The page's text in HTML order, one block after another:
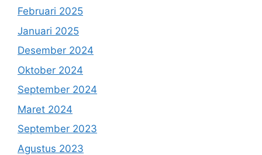
Februari 2025
Januari 2025
Desember 2024
Oktober 2024
September 2024
Maret 2024
September 2023
Agustus 2023